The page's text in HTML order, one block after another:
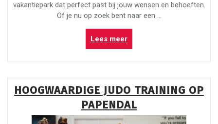
vakantiepark dat perfect past bij jouw wensen en behoeften.
Of je nu op zoek bent naar een …
Lees meer“Ontdek
de
Magie
Vakantieparken
in
Nederland”
HOOGWAARDIGE JUDO TRAINING OP
PAPENDAL